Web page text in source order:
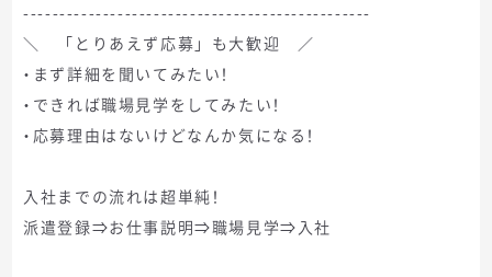
------------------------------------------------
＼ 「とりあえず応募」も大歓迎 ／
・まず詳細を聞いてみたい！
・できれば職場見学をしてみたい！
・応募理由はないけどなんか気になる！
入社までの流れは超単純！
派遣登録⇒お仕事説明⇒職場見学⇒入社